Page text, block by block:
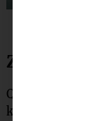
Quitten schälen,
kg abwiegen.